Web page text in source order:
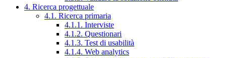
4. Ricerca progettuale
4.1. Ricerca primaria
4.1.1. Interviste
4.1.2. Questionari
4.1.3. Test di usabilità
4.1.4. Web analytics